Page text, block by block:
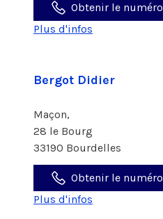
Obtenir le numéro
Plus d'infos
Bergot Didier
Maçon,
28 le Bourg
33190 Bourdelles
Obtenir le numéro
Plus d'infos